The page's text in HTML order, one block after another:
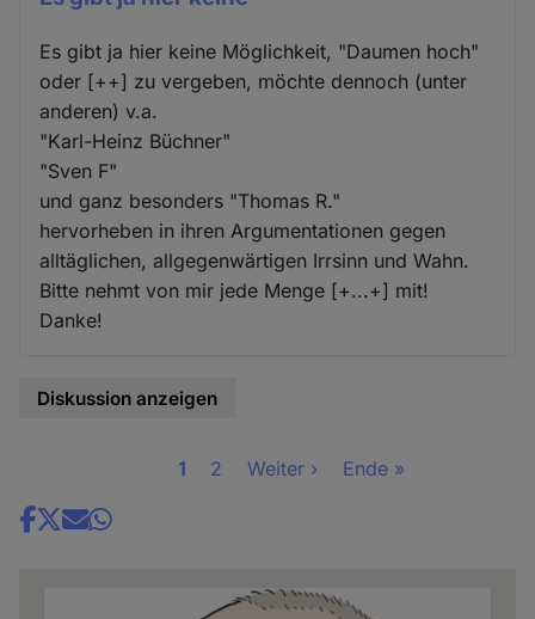
Es gibt ja hier keine Möglichkeit, "Daumen hoch"
oder [++] zu vergeben, möchte dennoch (unter
anderen) v.a.
"Karl-Heinz Büchner"
"Sven F"
und ganz besonders "Thomas R."
hervorheben in ihren Argumentationen gegen
alltäglichen, allgegenwärtigen Irrsinn und Wahn.
Bitte nehmt von mir jede Menge [+...+] mit!
Danke!
Diskussion anzeigen
Seite
1 Seite
2
Nächste
Weiter ›
Letzte
Ende »
Share